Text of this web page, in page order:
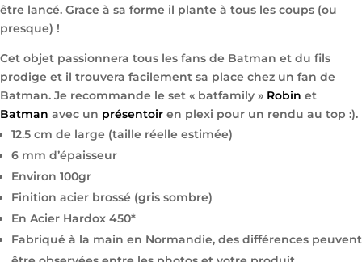
être lancé. Grace à sa forme il plante à tous les coups (ou
presque) !
Cet objet passionnera tous les fans de Batman et du fils
prodige et il trouvera facilement sa place chez un fan de
Batman. Je recommande le set « batfamily » Robin et
Batman avec un présentoir en plexi pour un rendu au top :).
12.5 cm de large (taille réelle estimée)
6 mm d’épaisseur
Environ 100gr
Finition acier brossé (gris sombre)
En Acier Hardox 450*
Fabriqué à la main en Normandie, des différences peuvent